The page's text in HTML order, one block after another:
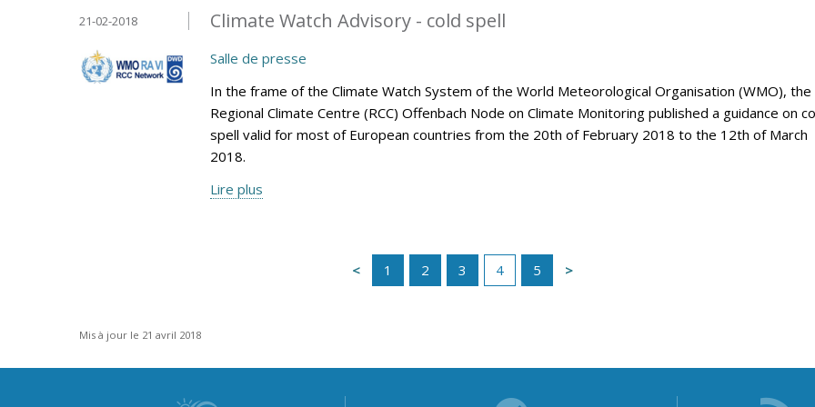
Climate Watch Advisory - cold spell
21-02-2018
Salle de presse
In the frame of the Climate Watch System of the World Meteorological Organisation (WMO), the
Regional Climate Centre (RCC) Offenbach Node on Climate Monitoring published a guidance on
spell valid for most of European countries from the 20th of February 2018 to the 12th of March
2018.
Lire plus
1 2 3 4 5
Mis à jour le 21 avril 2018